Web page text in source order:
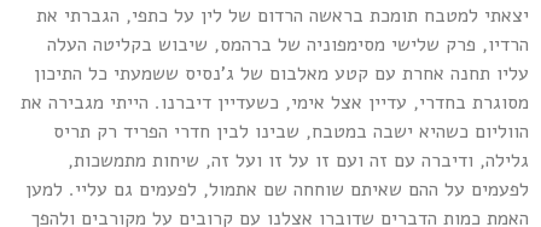
יצאתי למטבח תומכת בראשה הרדום של לין על כתפי, הגברתי את
הרדיו, פרק שלישי מסימפוניה של ברהמס, שיבוש בקליטה העלה
עליו תחנה אחרת עם קטע מאלבום של ג'נסיס ששמעתי כל התיכון
מסוגרת בחדרי, עדיין אצל אימי, כשעדיין דיברנו. הייתי מגבירה את
הווליום כשהיא ישבה במטבח, שבינו לבין חדרי הפריד רק תריס
גלילה, ודיברה עם זה ועם זו על זו ועל זה, שיחות מתמשכות,
לפעמים על ההם שאיתם שוחחה שם אתמול, לפעמים גם עליי. למען
האמת כמות הדברים שדוברו אצלנו עם קרובים על מקורבים ולהפך